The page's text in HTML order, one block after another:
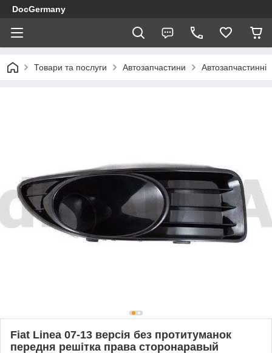
DocGermany
Товари та послуги Автозапчастини Автозапчастинні
Fiat Linea 07-13 версія без протитуманок
передня решітка права сторонаравый